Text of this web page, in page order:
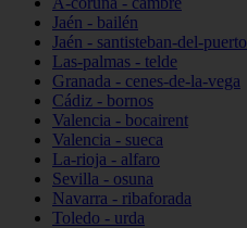
Jaén - bailén
Jaén - santisteban-del-puerto
Las-palmas - telde
Granada - cenes-de-la-vega
Cádiz - bornos
Valencia - bocairent
Valencia - sueca
La-rioja - alfaro
Sevilla - osuna
Navarra - ribaforada
Toledo - urda